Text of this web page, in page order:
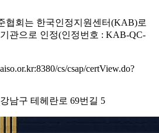
협회는 한국인정지원센터(KAB)로
관으로 인정(인정번호 : KAB-QC-
cs/csap/certView.do?
남구 테헤란로 69번길 5